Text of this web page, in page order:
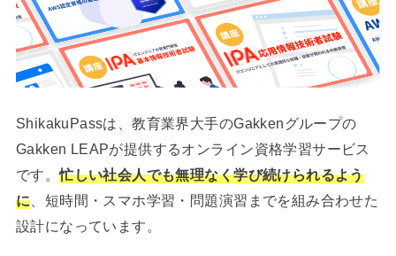
ShikakuPassは、教育業界大手のGakkenグループの
Gakken LEAPが提供するオンライン資格学習サービス
です。忙しい社会人でも無理なく学び続けられるよう
に 、短時間・スマホ学習・問題演習までを組み合わせた
設計になっています。